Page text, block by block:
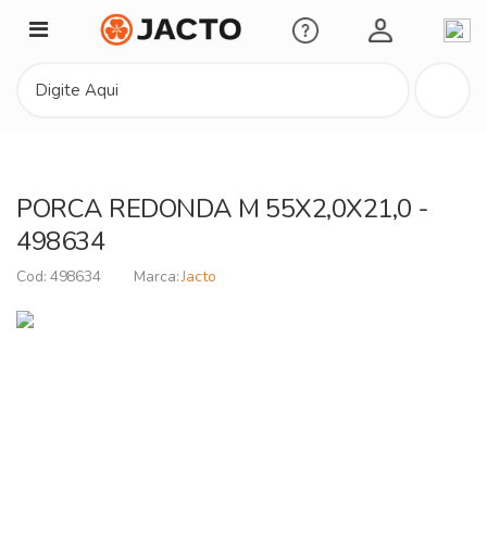
Minha Conta
PORCA REDONDA M 55X2,0X21,0 -
498634
498634 Jacto